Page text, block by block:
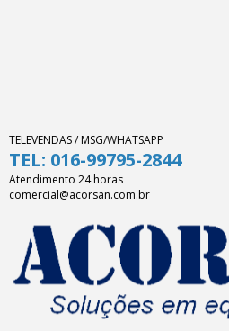
TELEVENDAS / MSG/WHATSAPP
TEL: 016-99795-2844
Atendimento 24 horas
comercial@acorsan.com.br